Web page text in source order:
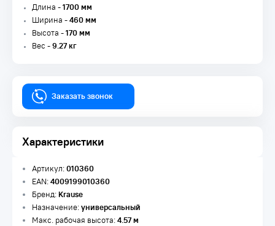
Длина -1700 мм
Ширина -460 мм
Высота -170 мм
Вес -9.27 кг
Заказать звонок
Характеристики
Артикул:010360
EAN:4009199010360
Бренд:Krause
Назначение:универсальный
Макс. рабочая высота:4.57 м